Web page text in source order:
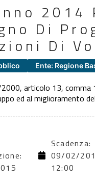
Di
Di
Ente: Regione
articolo 13,
ed al miglioramento
Scadenza:
09/02/
12:00